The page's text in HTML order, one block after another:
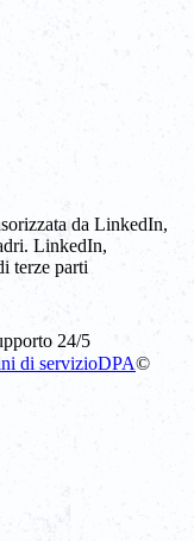
da LinkedIn,
LinkedIn,
terze parti
24/5
di servizioDPA©